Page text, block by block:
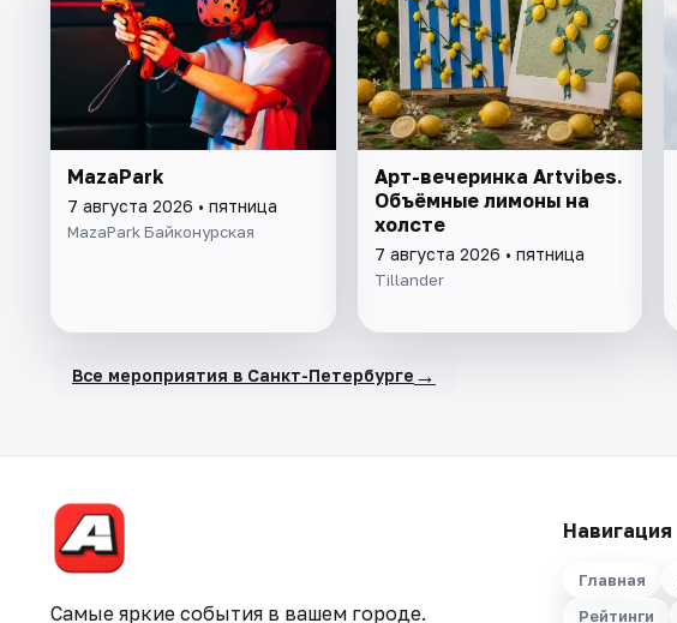
MazaPark
7 августа 2026 • пятница
MazaPark Байконурская
Арт-вечеринка Artvibes.
Объёмные лимоны на
холсте
7 августа 2026 • пятница
Tillander
Все мероприятия в Санкт-Петербурге →
Самые яркие события в вашем городе.
Навигация
Главная
Рейтинги